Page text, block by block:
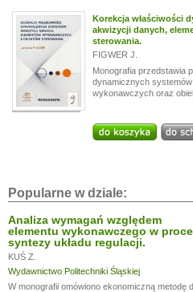
Korekcja właściwości
akwizycji danych,
sterowania.
FIGWER J.
Monografia przedstawia
dynamicznych
wykonawczych oraz
Popularne w dziale:
Analiza wymagań względem
elementu wykonawczego w
syntezy układu regulacji.
KUŚ Z.
Wydawnictwo Politechniki Śląskiej
W monografii omówiono ekonomiczną metodę